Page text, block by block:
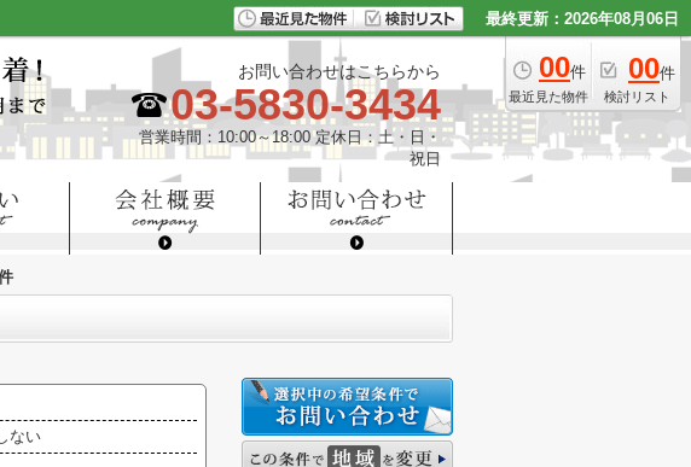
最終更新：2026年08月06日
00件
最近見た物件
00件
検討リスト
お問い合わせはこちらから
03-5830-3434
営業時間：10:00～18:00 定休日：土・日・
祝日
ない